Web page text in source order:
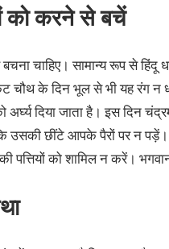
को करने से बचें
चाहिए। सामान्य रूप से हिंदू
चौथ के दिन भूल से भी यह रंग न
दिया जाता है। इस दिन
उसकी छींटे आपके पैरों पर न पड़ें।
को शामिल न करें।